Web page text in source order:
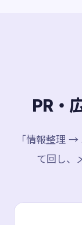
PR・
「情報整理
て回し、